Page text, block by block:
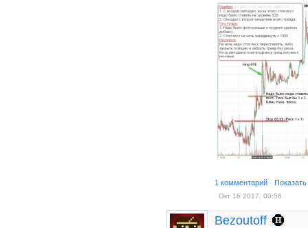
1 комментарий ·
Окт 16 2017, 00:56
Bezoutoff